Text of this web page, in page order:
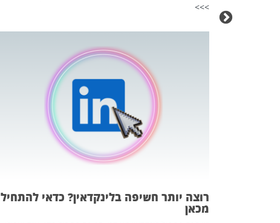
>>>
רוצה יותר חשיפה בלינקדאין? כדאי להתחיל
מכאן